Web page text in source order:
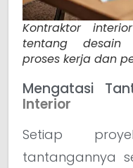
Kontraktor
tentang desain
proses kerja dan
Mengatasi
Interior
Setiap
tantangannya